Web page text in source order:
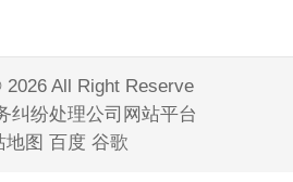
All Right Reserve
纠纷处理公司网站平台
地图
百度 谷歌